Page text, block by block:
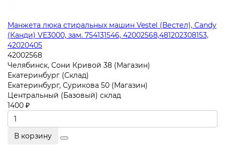
Манжета люка стиральных машин Vestel (Вестел), Candy
(Канди) VE3000, зам. 754131546, 42002568,481202308153,
42020405
42002568
Челябинск, Сони Кривой 38 (Магазин)
Екатеринбург (Склад)
Екатеринбург, Сурикова 50 (Магазин)
Центральный (Базовый) склад
1400 ₽
В корзину